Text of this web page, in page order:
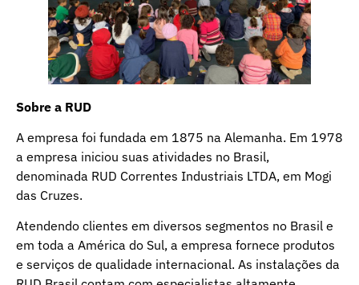
Sobre a RUD
A empresa foi fundada em 1875 na Alemanha. Em 1978
a empresa iniciou suas atividades no Brasil,
denominada RUD Correntes Industriais LTDA, em Mogi
das Cruzes.
Atendendo clientes em diversos segmentos no Brasil e
em toda a América do Sul, a empresa fornece produtos
e serviços de qualidade internacional. As instalações da